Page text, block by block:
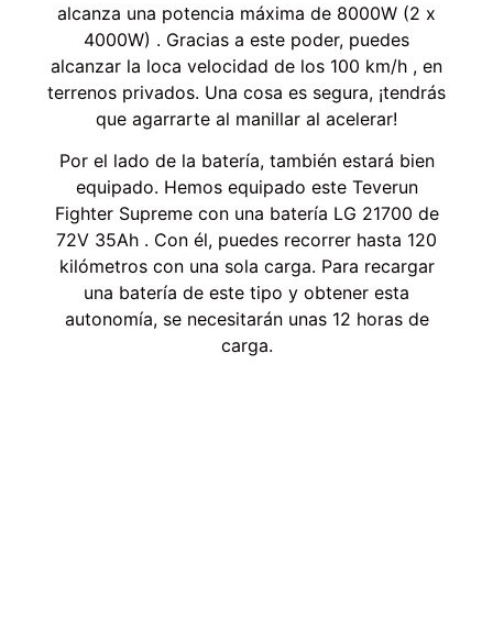
alcanza una potencia máxima de 8000W (2 x
4000W) . Gracias a este poder, puedes
alcanzar la loca velocidad de los 100 km/h , en
terrenos privados. Una cosa es segura, ¡tendrás
que agarrarte al manillar al acelerar!
Por el lado de la batería, también estará bien
equipado. Hemos equipado este Teverun
Fighter Supreme con una batería LG 21700 de
72V 35Ah . Con él, puedes recorrer hasta 120
kilómetros con una sola carga. Para recargar
una batería de este tipo y obtener esta
autonomía, se necesitarán unas 12 horas de
carga.